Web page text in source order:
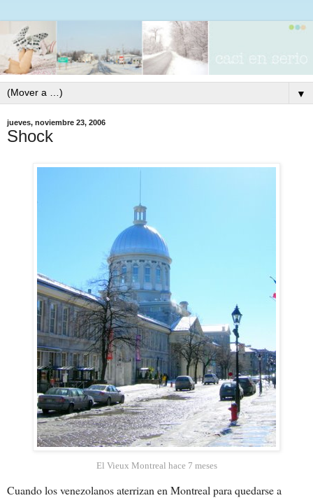
▼
jueves, noviembre 23, 2006
Shock
El Vieux Montreal hace 7 meses
Cuando los venezolanos aterrizan en Montreal para quedarse a